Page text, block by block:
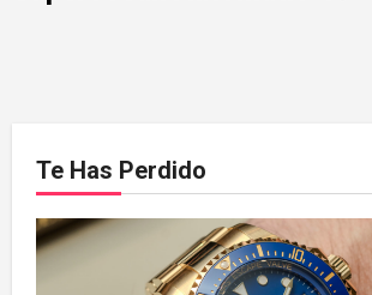
Te Has Perdido